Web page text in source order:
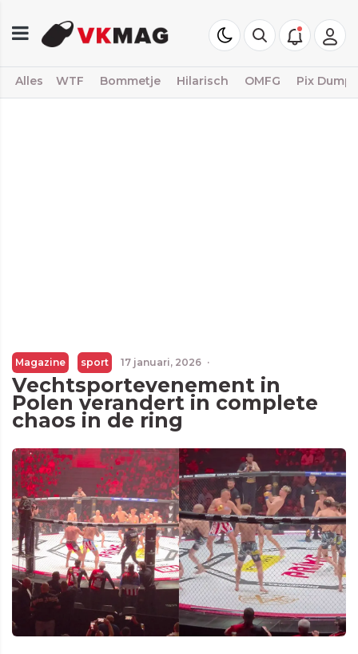
Alles WTF Bommetje Hilarisch OMFG Pix Dump
Magazine sport 17 januari, 2026 ·
Vechtsportevenement in
Polen verandert in complete
chaos in de ring